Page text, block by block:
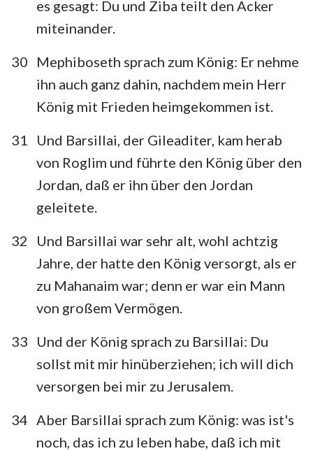
es gesagt: Du und Ziba teilt den Acker
miteinander.
30
Mephiboseth sprach zum König: Er nehme
ihn auch ganz dahin, nachdem mein Herr
König mit Frieden heimgekommen ist.
31
Und Barsillai, der Gileaditer, kam herab
von Roglim und führte den König über den
Jordan, daß er ihn über den Jordan
geleitete.
32
Und Barsillai war sehr alt, wohl achtzig
Jahre, der hatte den König versorgt, als er
zu Mahanaim war; denn er war ein Mann
von großem Vermögen.
33
Und der König sprach zu Barsillai: Du
sollst mit mir hinüberziehen; ich will dich
versorgen bei mir zu Jerusalem.
34 Aber Barsillai sprach zum König: was ist's
noch, das ich zu leben habe, daß ich mit